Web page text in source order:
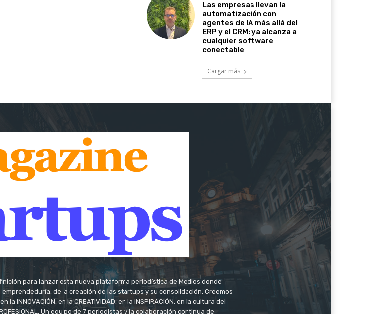
Las empresas llevan la
automatización con
agentes de IA más allá del
ERP y el CRM: ya alcanza a
cualquier software
conectable
Cargar más
para lanzar esta nueva plataforma periodística de Medios donde
de la creación de las startups y su consolidación. Creemos
la INNOVACIÓN, en la CREATIVIDAD, en la INSPIRACIÓN, en la cultura del
Un equipo de 7 periodistas y la colaboración continua de